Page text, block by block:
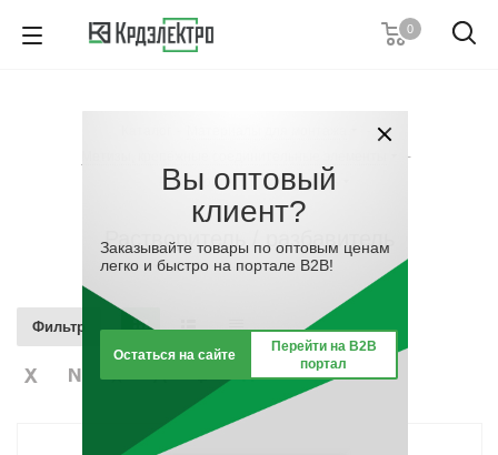
0
-
Растворитель / разбавитель
Растворитель / разбавитель
Фильтр
Вы оптовый
клиент?
Заказывайте товары по оптовым ценам
легко и быстро на портале B2B!
Остаться на сайте
Перейти на B2B
портал